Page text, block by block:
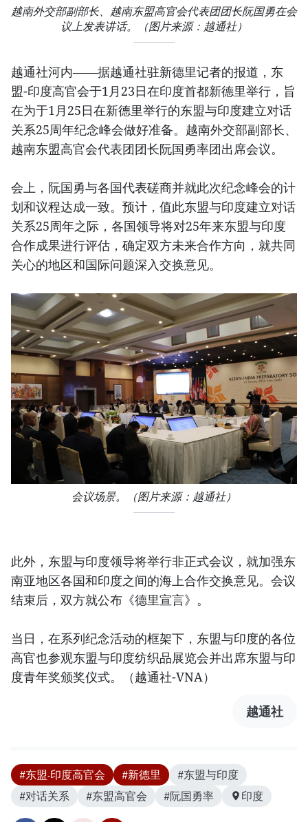
越南外交部副部长、越南东盟高官会代表团团长阮国勇在会
议上发表讲话。（图片来源：越通社）​
越通社河内​——据越通社驻新德里记者的报道，东
盟-印度高官会于1月23日在印度首都新德里举行，旨
在为于1月25日在新德里举行的东盟与印度建立对话
关系25周年纪念峰会做好准备。越南外交部副部长、
越南东盟高官会代表团团长阮国勇率团出席会议。
会上，阮国勇与各国代表磋商并就此次纪念峰会的计
划和议程达成一致。预计，值此东盟与印度建立对话
关系25周年之际，各国领导将对25年来东盟与印度
合作成果进行评估，确定双方未来合作方向，就共同
关心的地区和国际问题深入交换意见。
​会议场景。（图片来源：越通社）
此外，东盟与印度领导将举行非正式会议，就加强东
南亚地区各国和印度之间的海上合作交换意见。会议
结束后，双方就公布《德里宣言》。
当日，在系列纪念活动的框架下，东盟与印度的各位
高官也参观东盟与印度纺织品展览会并出席东盟与印
度青年奖颁奖仪式。（越通社-VNA）
越通社
#东盟-印度高官会 #新德里
#东盟与印度
#对话关系
#东盟高官会 #阮国勇率 印度